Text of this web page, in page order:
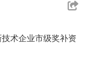
术企业市级奖补资